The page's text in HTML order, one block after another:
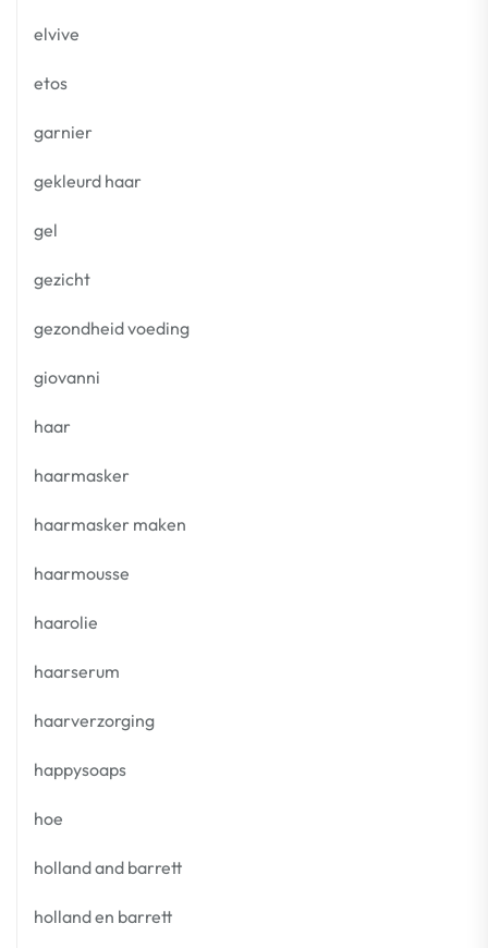
elvive
etos
garnier
gekleurd haar
gel
gezicht
gezondheid voeding
giovanni
haar
haarmasker
haarmasker maken
haarmousse
haarolie
haarserum
haarverzorging
happysoaps
hoe
holland and barrett
holland en barrett